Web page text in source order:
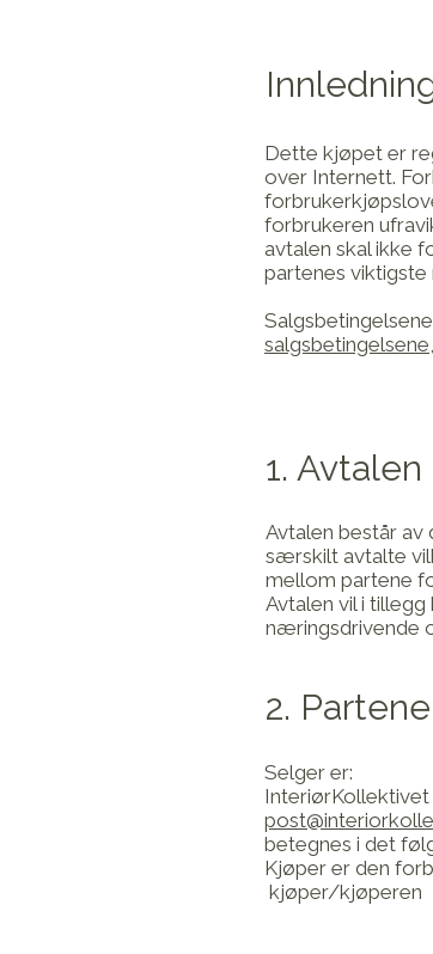
Dette kjøpet er
over Internett.
forbrukeren
avtalen skal ikke
partenes
1. Avtalen
Avtalen består av
særskilt avtalte
mellom partene
Avtalen vil i
næringsdrivende
2. Partene
Selger er:
InteriørKollektivet
betegnes i det
Kjøper er den
kjøper/kjøperen